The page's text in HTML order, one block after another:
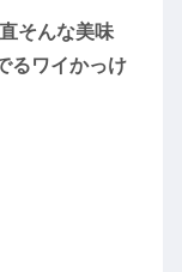
そんな美味
るワイかっけ